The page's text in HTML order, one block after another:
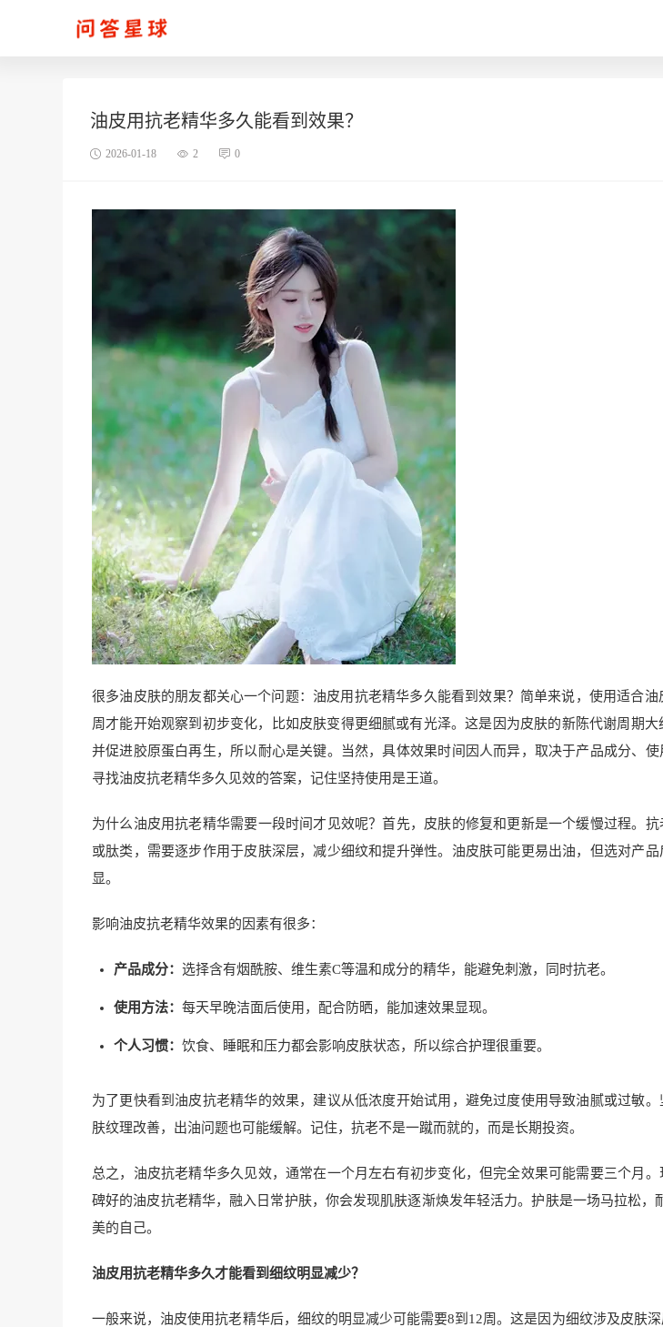
油皮用抗老精华多久能看到效果？
2026-01-18 2 0
很多油皮肤的朋友都关心一个问题：油皮用抗老精华多久能看到效果？简单来说，使用适合
周才能开始观察到初步变化，比如皮肤变得更细腻或有光泽。这是因为皮肤的新陈代谢周期
并促进胶原蛋白再生，所以耐心是关键。当然，具体效果时间因人而异，取决于产品成分、
寻找油皮抗老精华多久见效的答案，记住坚持使用是王道。
为什么油皮用抗老精华需要一段时间才见效呢？首先，皮肤的修复和更新是一个缓慢过程。
或肽类，需要逐步作用于皮肤深层，减少细纹和提升弹性。油皮肤可能更易出油，但选对产
显。
影响油皮抗老精华效果的因素有很多：
产品成分： 选择含有烟酰胺、维生素C等温和成分的精华，能避免刺激，同时抗老。
使用方法： 每天早晚洁面后使用，配合防晒，能加速效果显现。
个人习惯： 饮食、睡眠和压力都会影响皮肤状态，所以综合护理很重要。
为了更快看到油皮抗老精华的效果，建议从低浓度开始试用，避免过度使用导致油腻或过敏
肤纹理改善，出油问题也可能缓解。记住，抗老不是一蹴而就的，而是长期投资。
总之，油皮抗老精华多久见效，通常在一个月左右有初步变化，但完全效果可能需要三个月
碑好的油皮抗老精华，融入日常护肤，你会发现肌肤逐渐焕发年轻活力。护肤是一场马拉松，
美的自己。
油皮用抗老精华多久才能看到细纹明显减少？
一般来说，油皮使用抗老精华后，细纹的明显减少可能需要8到12周。这是因为细纹涉及皮肤